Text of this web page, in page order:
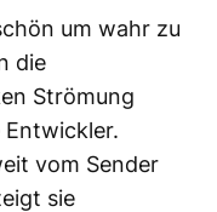
um wahr zu
die
Strömung
vom Sender
sie